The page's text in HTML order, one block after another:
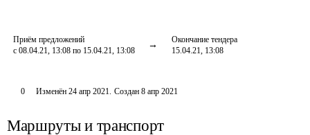
Приём предложений
с 08.04.21, 13:08 по 15.04.21, 13:08
Окончание тендера
15.04.21, 13:08
0 Изменён 24 апр 2021. Создан 8 апр 2021
Маршруты и транспорт